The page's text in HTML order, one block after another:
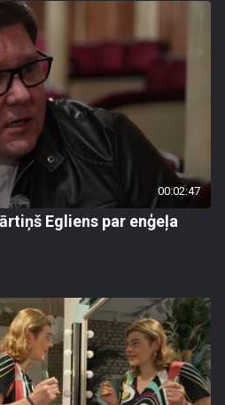
00:02:47
Egliens par enģeļa